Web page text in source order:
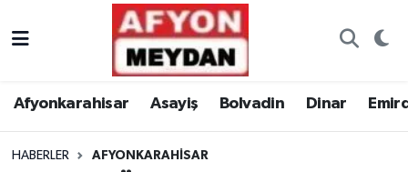
Afyonkarahisar Asayiş Bolvadin Dinar
HABERLER AFYONKARAHISAR
Nöbetçi Eczaneler
Trafik Durumu